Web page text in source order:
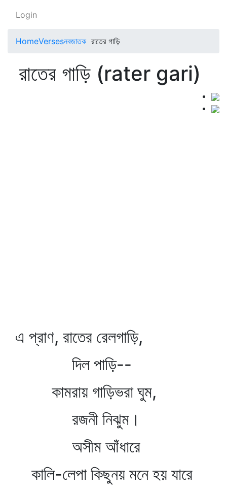
Login
HomeVersesনবজাতক রাতের গাড়ি
রাতের গাড়ি (rater gari)
এ প্রাণ, রাতের রেলগাড়ি,
দিল পাড়ি--
কামরায় গাড়িভরা ঘুম,
রজনী নিঝুম।
অসীম আঁধারে
কালি-লেপা কিছুনয় মনে হয় যারে